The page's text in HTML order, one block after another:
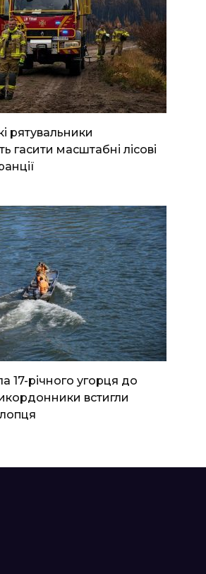
рятувальники
гасити масштабні лісові
17-річного угорця до
встигли